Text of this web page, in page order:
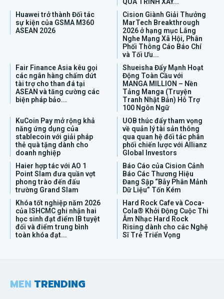
Huawei trở thành Đối tác
sự kiện của GSMA M360
ASEAN 2026
Cision Giành Giải Thưởng
MarTech Breakthrough
2026 ở hạng mục Lắng
Nghe Mạng Xã Hội, Phân
Phối Thông Cáo Báo Chí
và Tối Ưu...
Fair Finance Asia kêu gọi
các ngân hàng chấm dứt
tài trợ cho than đá tại
ASEAN và tăng cường các
biện pháp bảo...
Shueisha Đẩy Mạnh Hoạt
Động Toàn Cầu với
MANGA MILLION – Nền
Tảng Manga (Truyện
Tranh Nhật Bản) Hỗ Trợ
100 Ngôn Ngữ
KuCoin Pay mở rộng khả
năng ứng dụng của
stablecoin với giải pháp
thẻ quà tặng dành cho
doanh nghiệp
UOB thúc đẩy tham vọng
về quản lý tài sản thông
qua quan hệ đối tác phân
phối chiến lược với Allianz
Global Investors
Haier hợp tác với AO 1
Point Slam đưa quần vợt
phong trào đến đấu
trường Grand Slam
Báo Cáo của Cision Cảnh
Báo Các Thương Hiệu
Đang Sập “Bẫy Phân Mảnh
Dữ Liệu” Tốn Kém
Khóa tốt nghiệp năm 2026
của ISHCMC ghi nhận hai
học sinh đạt điểm IB tuyệt
đối và điểm trung bình
toàn khóa đạt...
Hard Rock Cafe và Coca-
Cola® Khởi Động Cuộc Thi
Âm Nhạc Hard Rock
Rising dành cho các Nghệ
Sĩ Trẻ Triển Vọng
MEN TRENDING